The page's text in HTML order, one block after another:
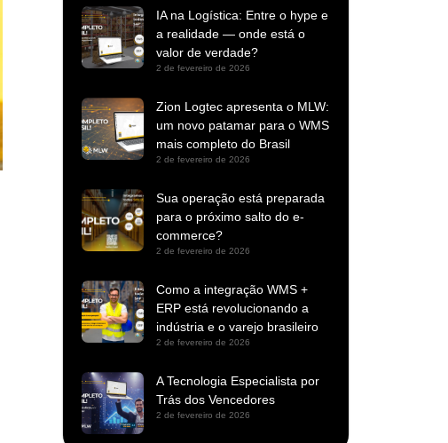
IA na Logística: Entre o hype e
a realidade — onde está o
valor de verdade?
2 de fevereiro de 2026
Zion Logtec apresenta o MLW:
um novo patamar para o WMS
mais completo do Brasil
2 de fevereiro de 2026
Sua operação está preparada
para o próximo salto do e-
commerce?
2 de fevereiro de 2026
Como a integração WMS +
ERP está revolucionando a
indústria e o varejo brasileiro
2 de fevereiro de 2026
A Tecnologia Especialista por
Trás dos Vencedores
2 de fevereiro de 2026